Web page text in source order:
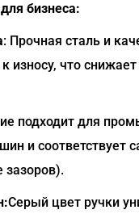
бизнеса:
: Прочная сталь и
износу, что снижает
подходит для
и соответствует
зазоров).
Серый цвет ручки